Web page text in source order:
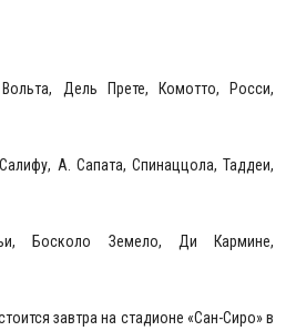
Дель Прете, Комотто, Росси,
А. Сапата, Спинаццола, Таддеи,
Босколо Земело, Ди Кармине,
завтра на стадионе «Сан-Сиро» в